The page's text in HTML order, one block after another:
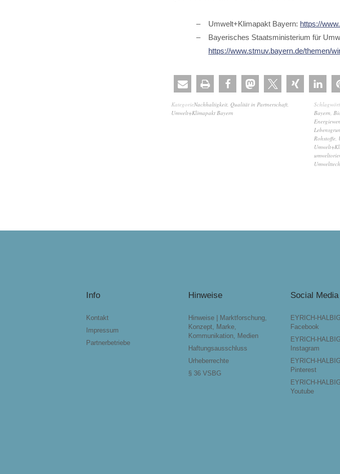
Umwelt+Klimapakt Bayern: https://
Bayerisches Staatsministerium für
https://www.stmuv.bayern.de/themen/
KategorieNachhaltigkeit, Qualität in Partnerschaft,
Umwelt+Klimapakt Bayern
Bayern,
Rohstoffe,
Info
Kontakt
Impressum
Partnerbetriebe
Hinweise
Hinweise | Marktforschung,
Konzept, Marke,
Kommunikation, Medien
Haftungsausschluss
Urheberrechte
§ 36 VSBG
Social Media
EYRICH-
Facebook
EYRICH-
Instagram
EYRICH-
Pinterest
EYRICH-
Youtube